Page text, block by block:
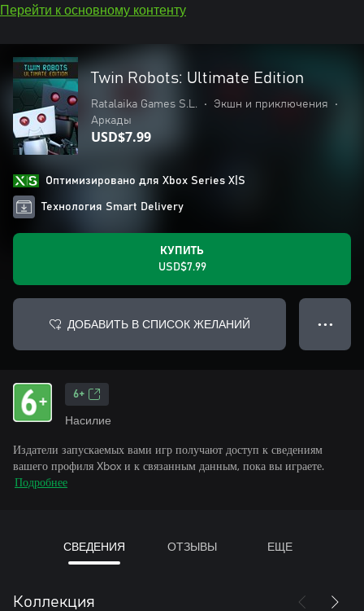
Перейти к основному контенту
Twin Robots: Ultimate Edition
Ratalaika Games S.L. • Экшн и приключения
•
Аркады
USD$7.99
Оптимизировано для Xbox Series X|S
Технология Smart Delivery
КУПИТЬ
USD$7.99
ДОБАВИТЬ В СПИСОК ЖЕЛАНИЙ ● ● ●
6+
Насилие
Издатели запускаемых вами игр получают доступ к сведениям
вашего профиля Xbox и к связанным данным, пока вы играете.
Подробнее
СВЕДЕНИЯ ОТЗЫВЫ ЕЩЕ
Коллекция